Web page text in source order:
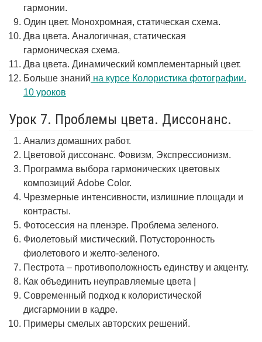
гармонии.
Один цвет. Монохромная, статическая схема.
Два цвета. Аналогичная, статическая
гармоническая схема.
Два цвета. Динамический комплементарный цвет.
Больше знаний на курсе Колористика фотографии.
10 уроков
Урок 7. Проблемы цвета. Диссонанс.
Анализ домашних работ.
Цветовой диссонанс. Фовизм, Экспрессионизм.
Программа выбора гармонических цветовых
композиций Adobe Color.
Чрезмерные интенсивности, излишние площади и
контрасты.
Фотосессия на пленэре. Проблема зеленого.
Фиолетовый мистический. Потусторонность
фиолетового и желто-зеленого.
Пестрота – противоположность единству и акценту.
Как объединить неуправляемые цвета |
Современный подход к колористической
дисгармонии в кадре.
Примеры смелых авторских решений.